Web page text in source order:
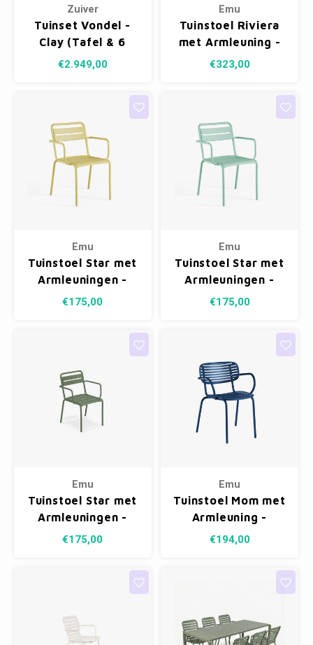
Zuiver
Tuinset Vondel -
Clay (Tafel & 6
Stoelen)
€2.949,00
Emu
Tuinstoel Riviera
met Armleuning -
Marine Blue 16
€323,00
Emu
Tuinstoel Star met
Armleuningen -
Vanilla Yellow 83
€175,00
Emu
Tuinstoel Star met
Armleuningen -
Spring Green 03
€175,00
Emu
Tuinstoel Star met
Armleuningen -
Military Green 17
€175,00
Emu
Tuinstoel Mom met
Armleuning -
Sapphire Blue 43
€194,00